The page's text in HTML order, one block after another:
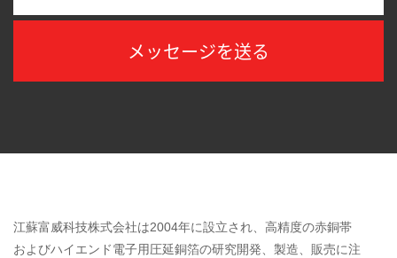
江蘇富威科技株式会社は2004年に設立され、高精度の赤銅帯
およびハイエンド電子用圧延銅箔の研究開発、製造、販売に注